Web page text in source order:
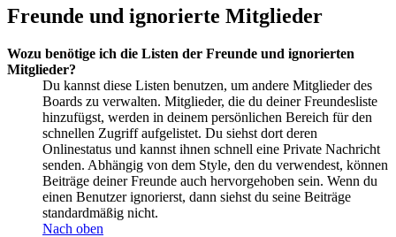
Freunde und ignorierte Mitglieder
Wozu benötige ich die Listen der Freunde und ignorierten
Mitglieder?
Du kannst diese Listen benutzen, um andere Mitglieder des
Boards zu verwalten. Mitglieder, die du deiner Freundesliste
hinzufügst, werden in deinem persönlichen Bereich für den
schnellen Zugriff aufgelistet. Du siehst dort deren
Onlinestatus und kannst ihnen schnell eine Private Nachricht
senden. Abhängig von dem Style, den du verwendest, können
Beiträge deiner Freunde auch hervorgehoben sein. Wenn du
einen Benutzer ignorierst, dann siehst du seine Beiträge
standardmäßig nicht.
Nach oben